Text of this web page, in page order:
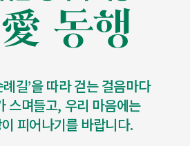
길’을 따라 걷는 걸음마다
스며들고, 우리 마음에는
피어나기를 바랍니다.